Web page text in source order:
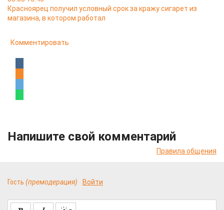
Красноярец получил условный срок за кражу сигарет из
магазина, в котором работал
Комментировать
Напишите свой комментарий
Правила общения
Гость (премодерация) Войти